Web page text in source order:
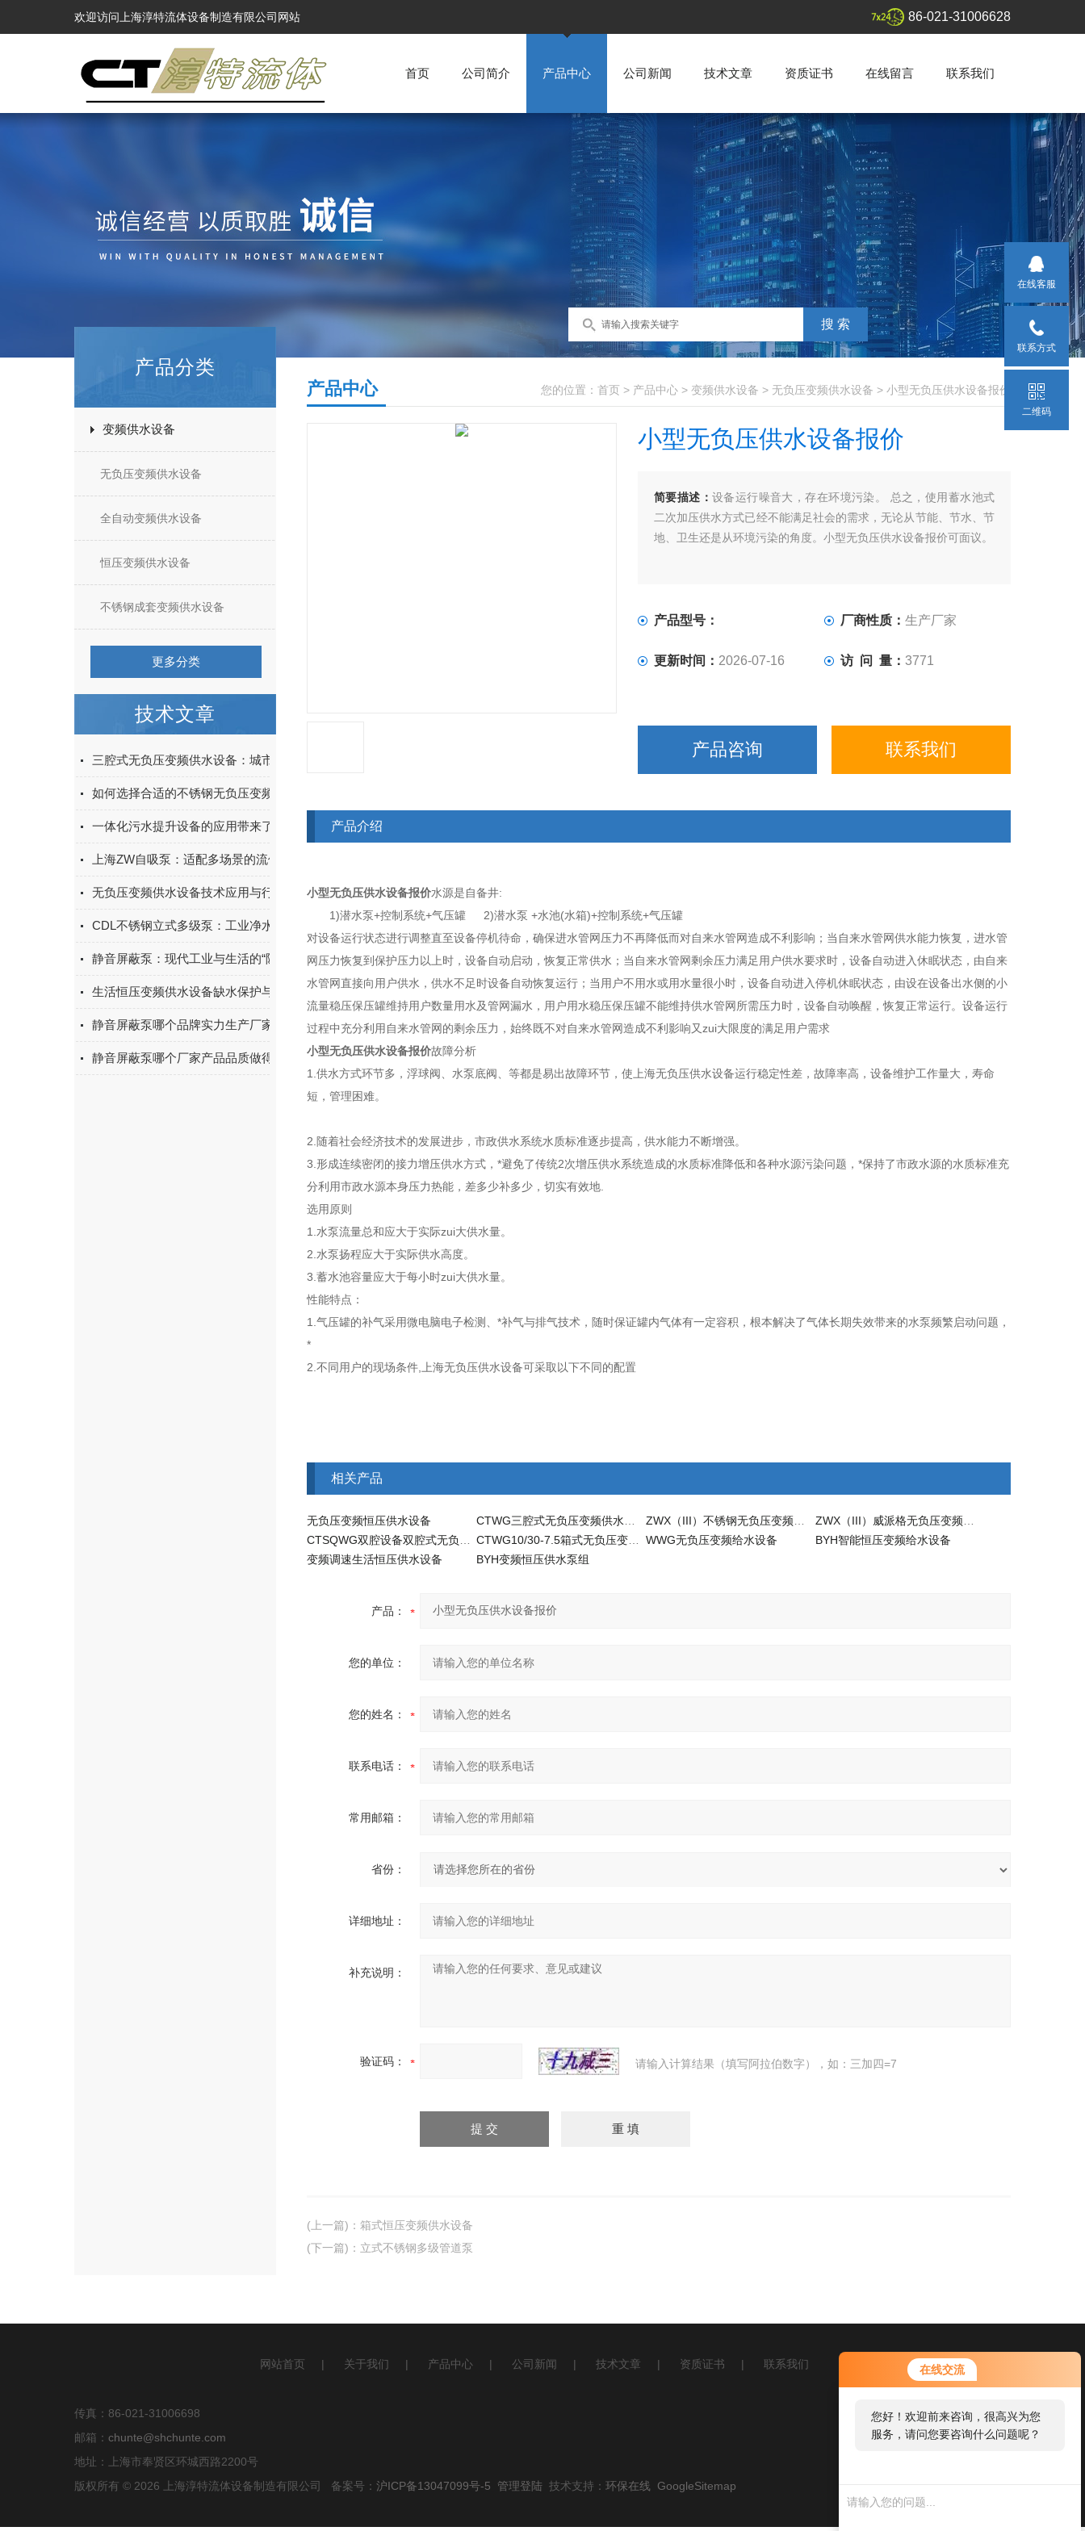
在线交流
您好！欢迎前来咨询，很高兴为您
服务，请问您要咨询什么问题呢？
欢迎访问上海淳特流体设备制造有限公司网站 86-021-31006628
首页 公司简介 产品中心 公司新闻 技术文章 资质证书 在线留言 联系我们
产品分类
变频供水设备
无负压变频供水设备
全自动变频供水设备
恒压变频供水设备
不锈钢成套变频供水设备
更多分类
技术文章
三腔式无负压变频供水设备：城市二次供水的智能适配方案
如何选择合适的不锈钢无负压变频供水设备？
一体化污水提升设备的应用带来了诸多好处
上海ZW自吸泵：适配多场景的流体输送实用设备
无负压变频供水设备技术应用与行业发展探究
CDL不锈钢立式多级泵：工业净水与增压输送优选设备
静音屏蔽泵：现代工业与生活的“隐形”守护者
生活恒压变频供水设备缺水保护与故障自诊断功能
静音屏蔽泵哪个品牌实力生产厂家的产品质量做得好？上海淳特主流型号介绍
静音屏蔽泵哪个厂家产品品质做得好？上海淳特定有一席之地
您的位置： 首页 > 产品中心 > 变频供水设备 > 无负压变频供水设备 > 小型无负压供水设备报价
产品中心
小型无负压供水设备报价
简要描述： 设备运行噪音大，存在环境污染。 总之，使用蓄水池式
二次加压供水方式已经不能满足社会的需求，无论从节能、节水、节
地、卫生还是从环境污染的角度。小型无负压供水设备报价可面议。
产品型号： 厂商性质： 生产厂家
更新时间： 2026-07-16 访 问 量： 3771
产品咨询 联系我们
产品介绍
小型无负压供水设备报价水源是自备井:
1)潜水泵+控制系统+气压罐 2)潜水泵 +水池(水箱)+控制系统+气压罐
对设备运行状态进行调整直至设备停机待命，确保进水管网压力不再降低而对自来水管网造成不利影响；当自来水管网供水能力恢复，进水管
网压力恢复到保护压力以上时，设备自动启动，恢复正常供水；当自来水管网剩余压力满足用户供水要求时，设备自动进入休眠状态，由自来
水管网直接向用户供水，供水不足时设备自动恢复运行；当用户不用水或用水量很小时，设备自动进入停机休眠状态，由设在设备出水侧的小
流量稳压保压罐维持用户数量用水及管网漏水，用户用水稳压保压罐不能维持供水管网所需压力时，设备自动唤醒，恢复正常运行。设备运行
过程中充分利用自来水管网的剩余压力，始终既不对自来水管网造成不利影响又zui大限度的满足用户需求
小型无负压供水设备报价故障分析
1.供水方式环节多，浮球阀、水泵底阀、等都是易出故障环节，使上海无负压供水设备运行稳定性差，故障率高，设备维护工作量大，寿命
短，管理困难。
2.随着社会经济技术的发展进步，市政供水系统水质标准逐步提高，供水能力不断增强。
3.形成连续密闭的接力增压供水方式，*避免了传统2次增压供水系统造成的水质标准降低和各种水源污染问题，*保持了市政水源的水质标准充
分利用市政水源本身压力热能，差多少补多少，切实有效地.
选用原则
1.水泵流量总和应大于实际zui大供水量。
2.水泵扬程应大于实际供水高度。
3.蓄水池容量应大于每小时zui大供水量。
性能特点：
1.气压罐的补气采用微电脑电子检测、*补气与排气技术，随时保证罐内气体有一定容积，根本解决了气体长期失效带来的水泵频繁启动问题，
*
2.不同用户的现场条件,上海无负压供水设备可采取以下不同的配置
相关产品
无负压变频恒压供水设备
WWG无负压变频给水设备
BYH智能恒压变频给水设备
变频调速生活恒压供水设备
BYH变频恒压供水泵组
产品：
您的单位：
您的姓名：
联系电话：
常用邮箱：
省份：
详细地址：
补充说明：
验证码： 请输入计算结果（填写阿拉伯数字），如：三加四=7
(上一篇) ： 箱式恒压变频供水设备
(下一篇) ： 立式不锈钢多级管道泵
网站首页 | 关于我们 | 产品中心 | 公司新闻 | 技术文章 | 资质证书 | 联系我们
传真：86-021-31006698
邮箱： chunte@shchunte.com
地址：上海市奉贤区环城西路2200号
版权所有 © 2026 上海淳特流体设备制造有限公司 备案号： 沪ICP备13047099号-5 管理登陆 技术支持： 环保在线 GoogleSitemap
在线客服
联系方式
二维码